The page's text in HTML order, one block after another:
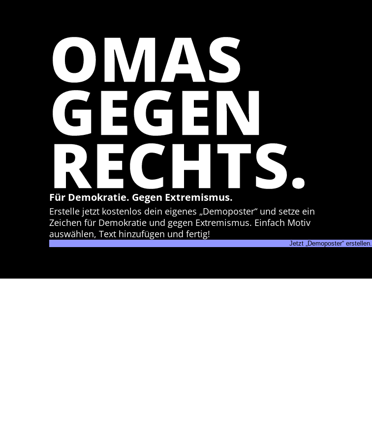
OMAS
GEGEN
RECHTS.
Für Demokratie. Gegen Extremismus.
Erstelle jetzt kostenlos dein eigenes „Demoposter“ und setze ein
Zeichen für Demokratie und gegen Extremismus. Einfach Motiv
auswählen, Text hinzufügen und fertig!
Jetzt „Demoposter“ erstellen.